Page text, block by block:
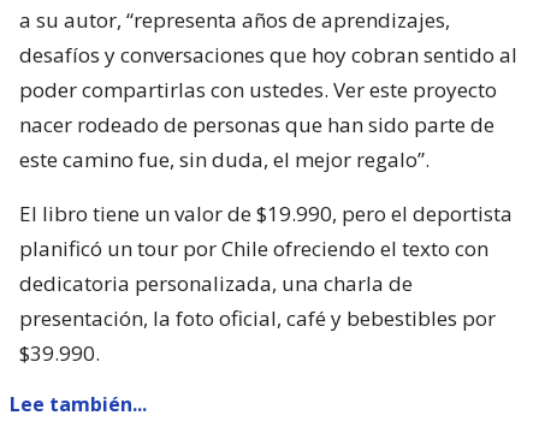
a su autor, “representa años de aprendizajes,
desafíos y conversaciones que hoy cobran sentido al
poder compartirlas con ustedes. Ver este proyecto
nacer rodeado de personas que han sido parte de
este camino fue, sin duda, el mejor regalo”.
El libro tiene un valor de $19.990, pero el deportista
planificó un tour por Chile ofreciendo el texto con
dedicatoria personalizada, una charla de
presentación, la foto oficial, café y bebestibles por
$39.990.
Lee también...